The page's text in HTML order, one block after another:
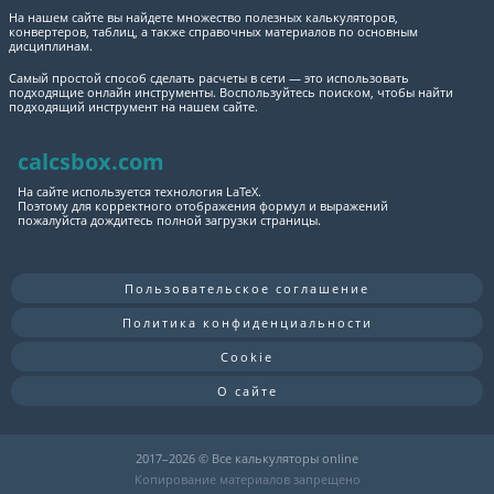
На нашем сайте вы найдете множество полезных калькуляторов,
конвертеров, таблиц, а также справочных материалов по основным
дисциплинам.
Самый простой способ сделать расчеты в сети — это использовать
подходящие онлайн инструменты. Воспользуйтесь поиском, чтобы найти
подходящий инструмент на нашем сайте.
calcsbox.com
На сайте используется технология LaTeX.
Поэтому для корректного отображения формул и выражений
пожалуйста дождитесь полной загрузки страницы.
Пользовательское соглашение
Политика конфиденциальности
Cookie
О сайте
2017–2026 © Все калькуляторы online
Копирование материалов запрещено